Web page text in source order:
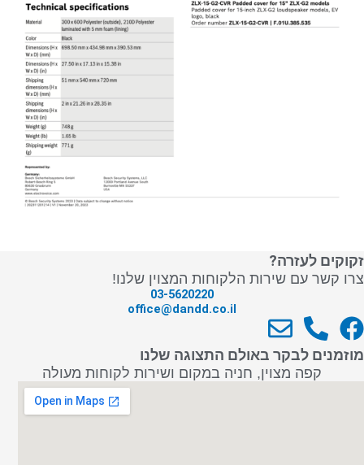
זקוקים לעזרה?
צרו קשר עם שירות הלקוחות המצוין שלנו!
03-5620220
office@dandd.co.il
F
a
P
h
o
E
n
v
מוזמנים לבקר באולם התצוגה שלנו
קפה מצוין, חניה במקום ושירות לקוחות מעולה